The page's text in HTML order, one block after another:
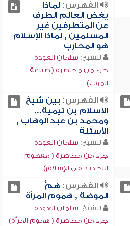
الفهرس:لماذا
يغض العالم الطرف
عن المتطرفين غير
المسلمين , لماذا الإسلام
هو المحارب
للشيخ: سلمان العودة
جزء من محاضرة ( صناعة
الموت)
الفهرس: بين شيخ
الإسلام بن تيمية...
ومحمد بن عبد الوهاب ,
الأسئلة
للشيخ: سلمان العودة
جزء من محاضرة ( مفهوم
التجديد في الإسلام)
الفهرس: همُّ
الموضة , هموم المرأة
للشيخ: سلمان العودة
جزء من محاضرة ( هموم المرأة)